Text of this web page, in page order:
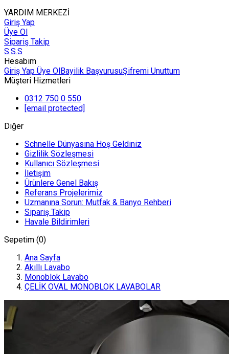
YARDIM MERKEZİ
Giriş Yap
Üye Ol
Sipariş Takip
S.S.S
Hesabım
Giriş Yap Üye OlBayilik BaşvurusuŞifremi Unuttum
Müşteri Hizmetleri
0312 750 0 550
[email protected]
Diğer
Schnelle Dünyasına Hoş Geldiniz
Gizlilik Sözleşmesi
Kullanıcı Sözleşmesi
İletişim
Ürünlere Genel Bakış
Referans Projelerimiz
Uzmanına Sorun: Mutfak & Banyo Rehberi
Sipariş Takip
Havale Bildirimleri
Sepetim (0)
Ana Sayfa
Akıllı Lavabo
Monoblok Lavabo
ÇELİK OVAL MONOBLOK LAVABOLAR